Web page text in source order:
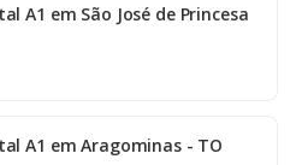
A1 em São José de Princesa
A1 em Aragominas - TO